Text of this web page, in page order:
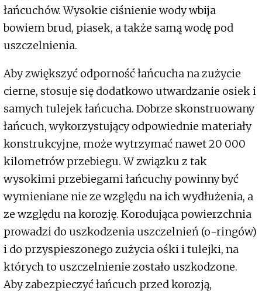
łańcuchów. Wysokie ciśnienie wody wbija
bowiem brud, piasek, a także samą wodę pod
uszczelnienia.
Aby zwiększyć odporność łańcucha na zużycie
cierne, stosuje się dodatkowo utwardzanie osiek i
samych tulejek łańcucha. Dobrze skonstruowany
łańcuch, wykorzystujący odpowiednie materiały
konstrukcyjne, może wytrzymać nawet 20 000
kilometrów przebiegu. W związku z tak
wysokimi przebiegami łańcuchy powinny być
wymieniane nie ze względu na ich wydłużenia, a
ze względu na korozję. Korodująca powierzchnia
prowadzi do uszkodzenia uszczelnień (o-ringów)
i do przyspieszonego zużycia ośki i tulejki, na
których to uszczelnienie zostało uszkodzone.
Aby zabezpieczyć łańcuch przed korozją,